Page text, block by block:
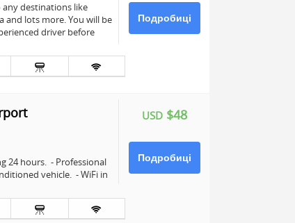
Подробиці
any destinations like
and lots more. You will be
driver before
USD$48
Подробиці
24 hours. - Professional
vehicle. - WiFi in